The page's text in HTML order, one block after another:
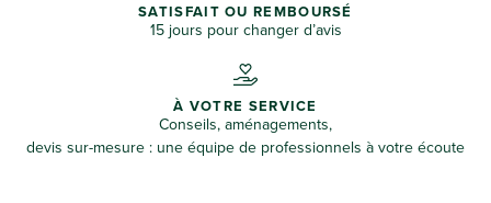
SATISFAIT OU REMBOURSÉ
15 jours pour changer d’avis
À VOTRE SERVICE
Conseils, aménagements,
devis sur-mesure : une équipe de professionnels à votre écoute